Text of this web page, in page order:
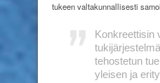
tukeen valtakunnallisesti
Konkreettisin
tehostetun
yleisen ja